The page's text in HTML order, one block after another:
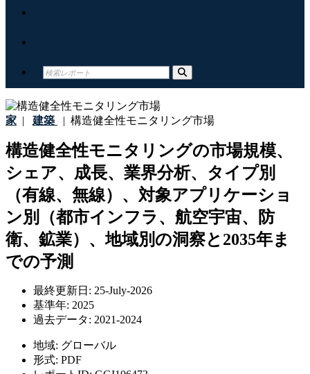
家 | 建築 | 構造健全性モニタリング市場
構造健全性モニタリングの市場規模、
シェア、成長、業界分析、タイプ別
（有線、無線）、対象アプリケーショ
ン別（都市インフラ、航空宇宙、防
衛、鉱業）、地域別の洞察と2035年ま
での予測
最終更新日: 25-July-2026
基準年: 2025
過去データ: 2021-2024
地域: グローバル
形式: PDF